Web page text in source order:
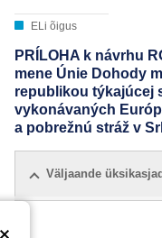
ELi õigus
PRÍLOHA k návrhu
mene Únie Dohody
republikou týkajúcej
vykonávaných
a pobrežnú stráž v
Väljaande üksikasjad